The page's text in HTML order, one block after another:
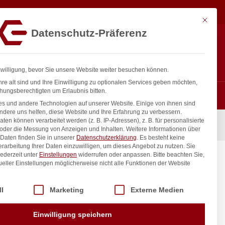
3/4″ IG selbstschließend
inkl. / exkl. MwSt.
€ exkl. MwSt. In den Warenkorb
Mit
Datenschutz-Präferenz
bevor Sie unsere Website weiter besuchen können.
alt sind und Ihre Einwilligung zu optionalen Services geben möchten,
um Erlaubnis bitten.
und andere Technologien auf unserer Website. Einige von ihnen sind
uns helfen, diese Website und Ihre Erfahrung zu verbessern.
können verarbeitet werden (z. B. IP-Adressen), z. B. für personalisierte
die Messung von Anzeigen und Inhalten. Weitere Informationen über
finden Sie in unserer Datenschutzerklärung. Es besteht keine
Ihrer Daten einzuwilligen, um dieses Angebot zu nutzen. Sie
unter Einstellungen widerrufen oder anpassen. Bitte beachten Sie,
Einstellungen möglicherweise nicht alle Funktionen der Website
Service-Gruppen, für die eine Einwilligung erteilt werden kann.
Marketing Externe Medien
Einwilligung speichern